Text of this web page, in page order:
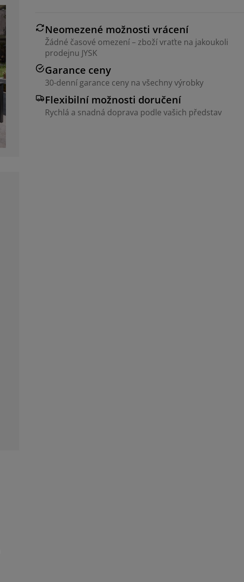
Neomezené možnosti vrácení
Žádné časové omezení – zboží vraťte na jakoukoli
prodejnu JYSK
Garance ceny
30-denní garance ceny na všechny výrobky
Flexibilní možnosti doručení
Rychlá a snadná doprava podle vašich představ